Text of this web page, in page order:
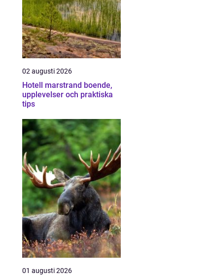
02 augusti 2026
Hotell marstrand boende,
upplevelser och praktiska
tips
01 augusti 2026